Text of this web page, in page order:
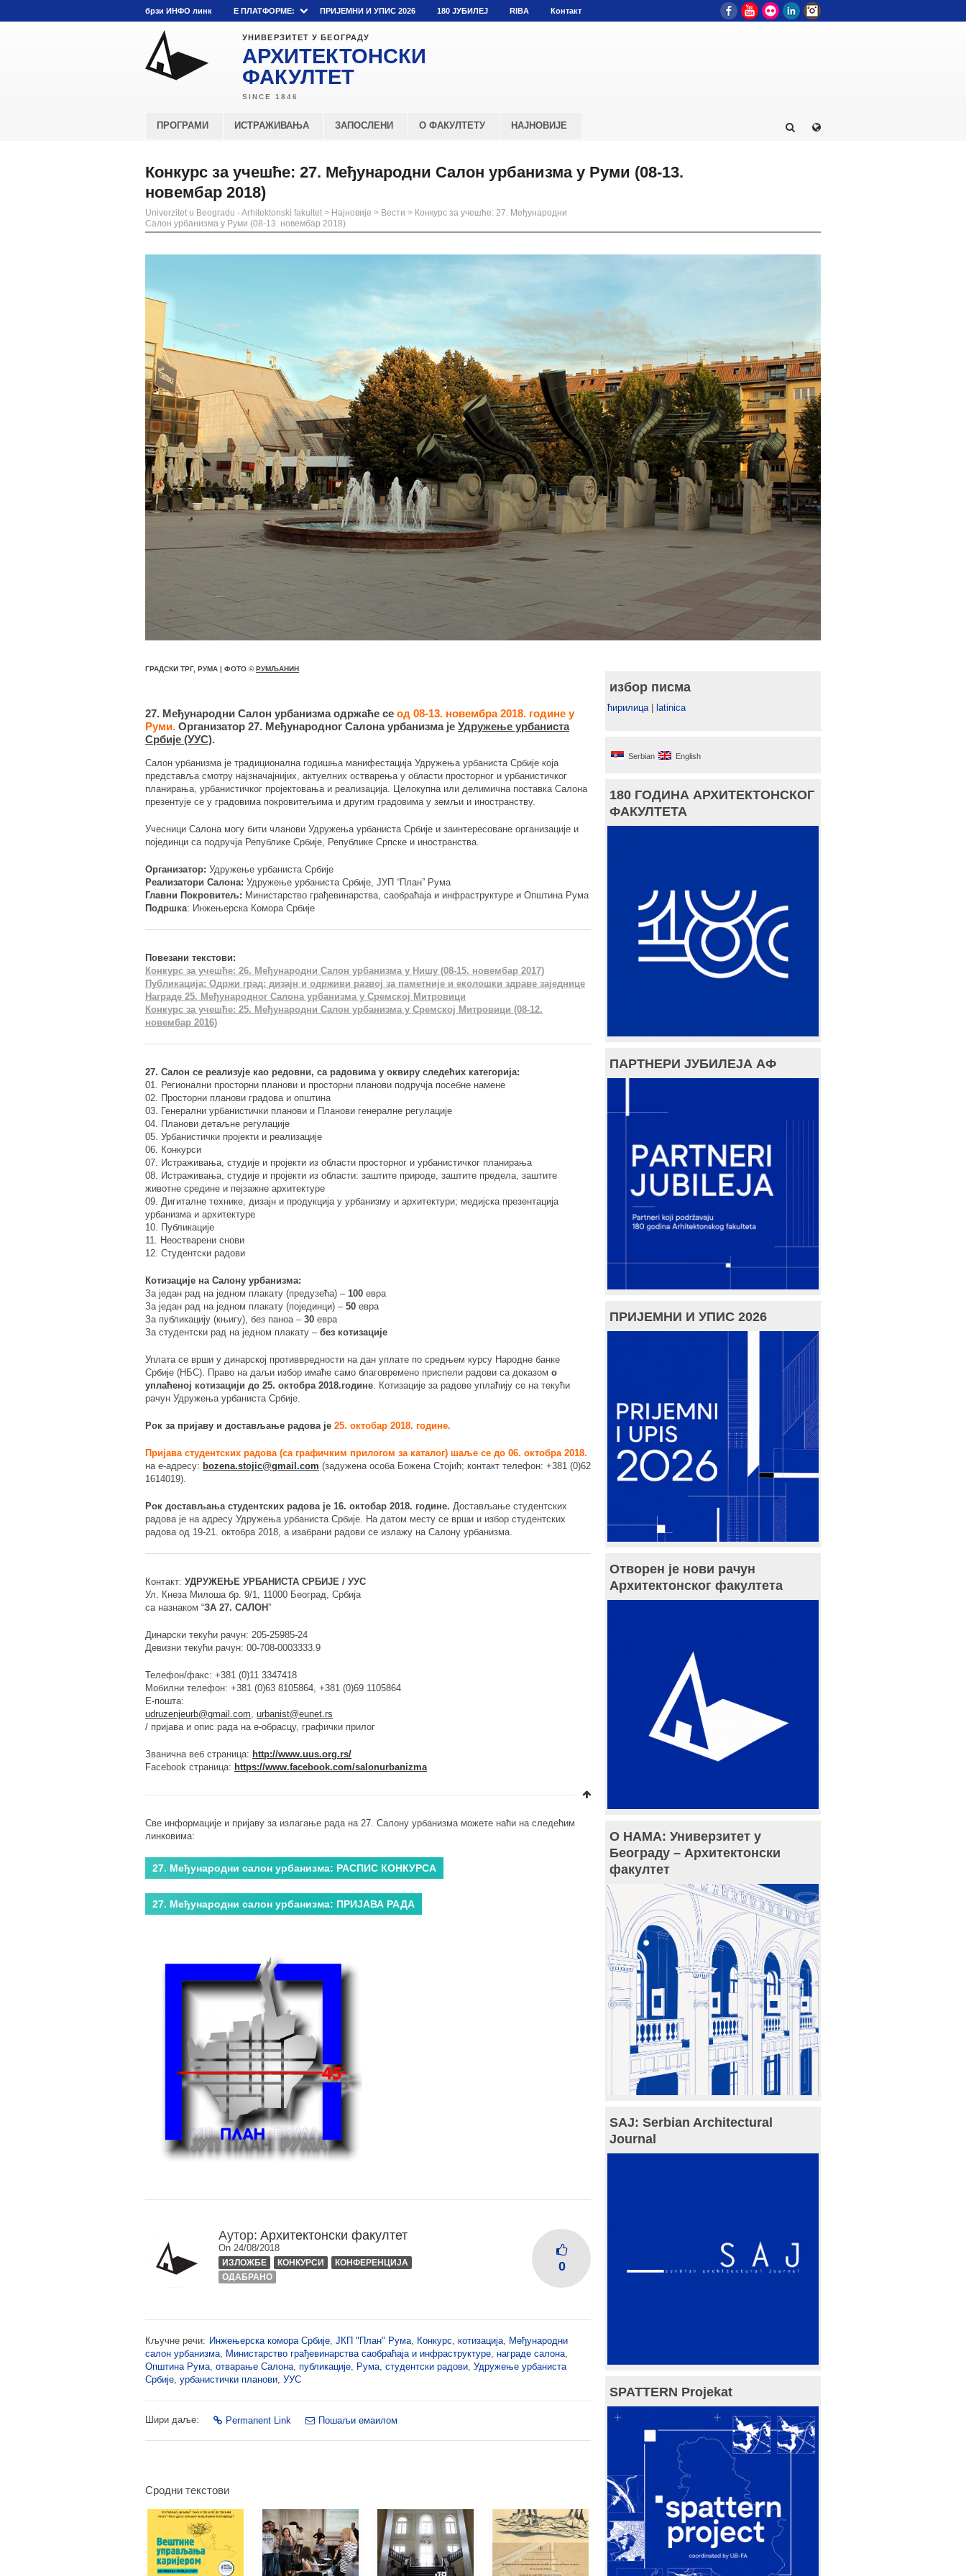
брзи ИНФО линк E ПЛАТФОРМЕ: ПРИЈЕМНИ И УПИС 2026 180 ЈУБИЛЕЈ RIBA Контакт FacebookYouTube
Flickr LinkedIn
УНИВЕРЗИТЕТ У БЕОГРАДУ
АРХИТЕКТОНСКИ
ФАКУЛТЕТ
ПРОГРАМИ ИСТРАЖИВАЊА ЗАПОСЛЕНИ О ФАКУЛТЕТУ НАЈНОВИЈЕ
Конкурс за учешће: 27. Међународни Салон урбанизма у Руми (08-13.
новембар 2018)
Univerzitet u Beogradu - Arhitektonski fakultet > Најновије > Вести > Конкурс за учешће: 27. Међународни
Салон урбанизма у Руми (08-13. новембар 2018)
ГРАДСКИ ТРГ, РУМА | ФОТО © РУМЉАНИН
27. Међународни Салон урбанизма одржаће се од 08-13. новембра 2018. године у
Руми. Организатор 27. Међународног Салона урбанизма је Удружење урбаниста
Србије (УУС).
Салон урбанизма је традиционална годишња манифестација Удружења урбаниста Србије која
представља смотру најзначајнијих, актуелних остварења у области просторног и урбанистичког
планирања, урбанистичког пројектовања и реализација. Целокупна или делимична поставка Салона
презентује се у градовима покровитељима и другим градовима у земљи и иностранству.
Учесници Салона могу бити чланови Удружења урбаниста Србије и заинтересоване организације и
појединци са подручја Републике Србије, Републике Српске и иностранства.
Организатор: Удружење урбаниста Србије
Реализатори Салона: Удружење урбаниста Србије, ЈУП “План” Рума
Главни Покровитељ: Министарство грађевинарства, саобраћаја и инфраструктуре и Општина Рума
Подршка: Инжењерска Комора Србије
Повезани текстови:
Конкурс за учешће: 26. Међународни Салон урбанизма у Нишу (08-15. новембар 2017)
Публикација: Одржи град: дизајн и одрживи развој за паметније и еколошки здраве заједнице
Награде 25. Међународног Салона урбанизма у Сремској Митровици
Конкурс за учешће: 25. Међународни Салон урбанизма у Сремској Митровици (08-12.
новембар 2016)
27. Салон се реализује као редовни, са радовима у оквиру следећих категорија:
01. Регионални просторни планови и просторни планови подручја посебне намене
02. Просторни планови градова и општина
03. Генерални урбанистички планови и Планови генералне регулације
04. Планови детаљне регулације
05. Урбанистички пројекти и реализације
06. Конкурси
07. Истраживања, студије и пројекти из области просторног и урбанистичког планирања
08. Истраживања, студије и пројекти из области: заштите природе, заштите предела, заштите
животне средине и пејзажне архитектуре
09. Дигиталне технике, дизајн и продукција у урбанизму и архитектури; медијска презентација
урбанизма и архитектуре
10. Публикације
11. Неостварени снови
12. Студентски радови
Котизације на Салону урбанизма:
За један рад на једном плакату (предузећа) – 100 евра
За један рад на једном плакату (појединци) – 50 евра
За публикацију (књигу), без паноа – 30 евра
За студентски рад на једном плакату – без котизације
Уплата се врши у динарској противвредности на дан уплате по средњем курсу Народне банке
Србије (НБС). Право на даљи избор имаће само благовремено приспели радови са доказом о
уплаћеној котизацији до 25. октобра 2018.године. Котизације за радове уплаћију се на текући
рачун Удружења урбаниста Србије.
Рoк за приjaву и дoстaвљaње рaдoвa је 25. oктoбaр 2018. гoдинe.
Пријава студентских радова (са графичким прилогом за каталог) шаље се до 06. октобра 2018.
на е-адресу: bozena.stojic@gmail.com (задужена особа Божена Стојић; контакт телефон: +381 (0)62
1614019).
Рок достављања студентских радова је 16. октобар 2018. године. Достављање студентских
радова је на адресу Удружења урбаниста Србије. На датом месту се врши и избор студентских
радова од 19-21. октобра 2018, а изабрани радови се излажу на Салону урбанизма.
Контакт: УДРУЖЕЊЕ УРБАНИСТА СРБИЈЕ / УУС
Ул. Кнеза Милоша бр. 9/1, 11000 Београд, Србија
са назнаком “ЗА 27. САЛОН”
Динарски текући рачун: 205-25985-24
Девизни текући рачун: 00-708-0003333.9
Телефон/факс: +381 (0)11 3347418
Мобилни телефон: +381 (0)63 8105864, +381 (0)69 1105864
Е-пошта:
udruzenjeurb@gmail.com, urbanist@eunet.rs
/ пријава и опис рада на е-обрасцу, графички прилог
Званична веб страница: http://www.uus.org.rs/
Facebook страница: https://www.facebook.com/salonurbanizma
Све информације и пријаву за излагање рада на 27. Салону урбанизма можете наћи на следећим
линковима:
27. Међународни салон урбанизма: РАСПИС КОНКУРСА
27. Међународни салон урбанизма: ПРИЈАВА РАДА
Аутор: Архитектонски факултет
On 24/08/2018
ИЗЛОЖБЕ КОНКУРСИ
КОНФЕРЕНЦИЈА
ОДАБРАНО
0
Кључне речи: Инжењерска комора Србије, ЈКП "План" Рума, Конкурс, котизација, Међународни
салон урбанизма, Министарство грађевинарства саобраћаја и инфраструктуре, награде салона,
Општина Рума, отварање Салона, публикације, Рума, студентски радови, Удружење урбаниста
Србије, урбанистички планови, УУС
Шири даље: Permanent Link Пошаљи емаилом
Сродни текстови
избор писма
ћирилица| latinica
Serbian English
180 ГОДИНА АРХИТЕКТОНСКОГ
ФАКУЛТЕТА
ПАРТНЕРИ ЈУБИЛЕЈА АФ
ПРИЈЕМНИ И УПИС 2026
Отворен је нови рачун
Архитектонског факултета
О НАМА: Универзитет у
Београду – Архитектонски
факултет
SAJ: Serbian Architectural
Journal
SPATTERN Projekat